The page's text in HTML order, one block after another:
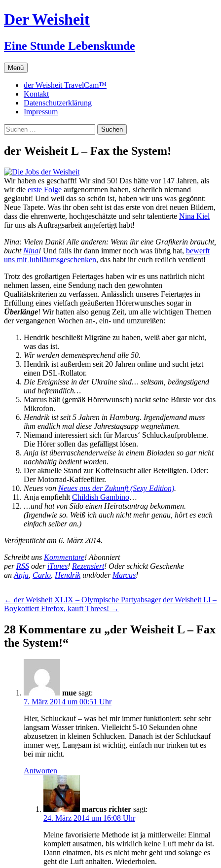
Zum
Inhalt
Der Weisheit
Eine Stunde Lebenskunde
Menü
der Weisheit TravelCam™
Kontakt
Datenschutzerklärung
Impressum
Suchen
nach:
der Weisheit L – Fax the System!
Wir haben es geschafft! Wir sind 50! Das hätte vor 147 Jahren, als
wir die erste Folge aufgenommen haben, sicherlich niemand
geglaubt! Und weil das so schön ist, haben wir uns was gegönnt:
Neue Tapete. Was ihr oben seht ist das erste von drei neuen Bildern,
dass die ehrenwerte, hochgeschätzte und sehr talentierte Nina Kiel
für uns als Auftragsarbeit angefertigt habt!
Nina: Vielen Dank! Alle anderen: Wenn ihr eine Grafikerin braucht,
bucht Nina! Und falls ihr dann immer noch was übrig hat, bewerft
uns mit Jubiläumsgeschenken, das habt ihr euch redlich verdient!
Trotz des großartigen Feiertages haben wir es uns natürlich nicht
nehmen lassen, eine Sendung nach den gewohnten
Qualitätskriterien zu verfassen. Anlässlich unseres Feiertages in
Erfüllung eines vielfach geäußerten Hörerwunsches sogar in
Überlänge! Wir hatten also genug Zeit, um alle wichtigen Themen
der vergangenen Wochen an-, ein- und umzureißen:
Hendrik beschließt Migräne zu haben, weiß aber gar nicht,
was das ist.
Wir werden dementsprechend alle 50.
Hendrik ist außerdem seit 20 Jahren online und sucht jetzt
einen DSL-Rollator.
Die Ereignisse in der Ukraine sind… seltsam, beängstigend
und befremdlich…
Marcus hält (gemäß Hörerwunsch) nackt seine Bürste vor das
Mikrofon.
Hendrik ist seit 5 Jahren in Hamburg. Irgendjemand muss
ihm endlich mal diese Jahrestagsapp wegnehmen.
Niemand interessiert sich für Marcus‘ Schluckaufprobleme.
Die Hörer sollen das gefälligst lösen.
Anja ist überraschenderweise in einem Bioladen so gar nicht
nachhaltig bedient worden.
Der aktuelle Stand zur Koffeinsucht aller Beteiligten. Oder:
Der Motorrad-Kaffeefilter.
Neues von Neues aus der Zukunft (Sexy Edition).
Anja empfiehlt Childish Gambino…
…und hat von Sido einen Heiratsantrag bekommen.
(Irgendwie so. Weiß ich auch nicht mehr genau, hört es euch
einfach selber an.)
Veröffentlicht am 6. März 2014.
Schreibt uns Kommentare! Abonniert
per RSS oder iTunes! Rezensiert! Oder schickt Geschenke
an Anja Carlo Hendrikund/oder Marcus!
Beitragsnavigation
← der Weisheit XLIX – Olympische Partyabsager der Weisheit LI –
Boykottiert Firefox, kauft Threes! →
28 Kommentare zu „der Weisheit L – Fax
the System!“
mue sagt:
7. März 2014 um 00:51 Uhr
Hier, Schluckauf – was bei mir immer funktioniert: sehr sehr
langsam Wasser trinken. Vielleicht 5-10 Sekunden ohne
abzusetzen in kleinen Schlucken. Danach ist der Schluckauf
immer weg. Langsam ist wichtig, einfach nur trinken tut es
bei mir nicht.
Antworten
marcus richter sagt:
24. März 2014 um 16:08 Uhr
Meine favorisierte Methode ist ja mittlerweile: Einmal
komplett ausatmen, bis wirklich keine Luft mehr da ist.
Dann einatmen, bis es nicht mehr geht und solange es
geht die Luft anhalten. Wiederholen.